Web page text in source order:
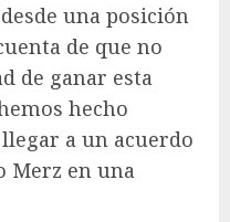
una posición
de que no
de ganar esta
hecho
a un acuerdo
Merz en una